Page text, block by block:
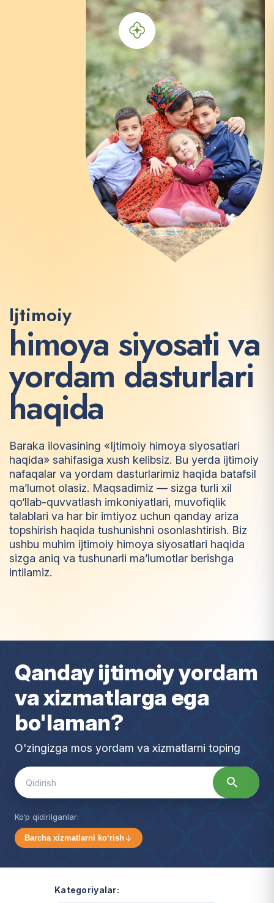
Ijtimoiy
himoya siyosati va
yordam dasturlari
haqida
Baraka ilovasining «Ijtimoiy himoya siyosatlari
haqida» sahifasiga xush kelibsiz. Bu yerda ijtimoiy
nafaqalar va yordam dasturlarimiz haqida batafsil
ma’lumot olasiz. Maqsadimiz — sizga turli xil
qo‘llab-quvvatlash imkoniyatlari, muvofiqlik
talablari va har bir imtiyoz uchun qanday ariza
topshirish haqida tushunishni osonlashtirish. Biz
ushbu muhim ijtimoiy himoya siyosatlari haqida
sizga aniq va tushunarli ma’lumotlar berishga
intilamiz.
mtiy oz
Qanday ijtimoiy yordam
va xizmatlarga ega
bo'laman?
O'zingizga mos yordam va xizmatlarni toping
Search
for:
Ko‘p qidirilganlar:
Barcha xizmatlarni ko‘rish
Kategoriyalar: